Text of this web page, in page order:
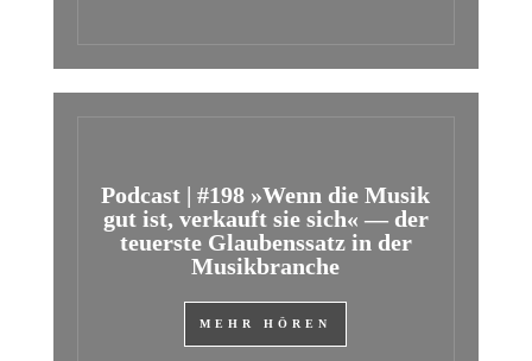
Podcast | #198 »Wenn die Musik
gut ist, verkauft sie sich« — der
teuerste Glaubenssatz in der
Musikbranche
MEHR HÖREN